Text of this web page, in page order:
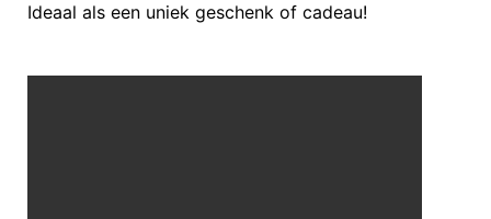
Ideaal als een uniek geschenk of cadeau!